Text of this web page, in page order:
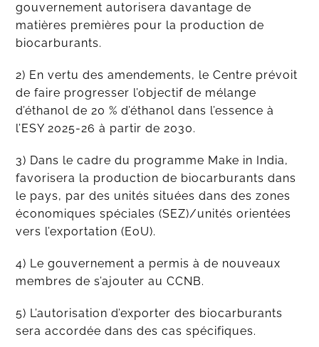
gouvernement autorisera davantage de
matières premières pour la production de
biocarburants.
2) En vertu des amendements, le Centre prévoit
de faire progresser l’objectif de mélange
d’éthanol de 20 % d’éthanol dans l’essence à
l’ESY 2025-26 à partir de 2030.
3) Dans le cadre du programme Make in India,
favorisera la production de biocarburants dans
le pays, par des unités situées dans des zones
économiques spéciales (SEZ)/unités orientées
vers l’exportation (EoU).
4) Le gouvernement a permis à de nouveaux
membres de s’ajouter au CCNB.
5) L’autorisation d’exporter des biocarburants
sera accordée dans des cas spécifiques.